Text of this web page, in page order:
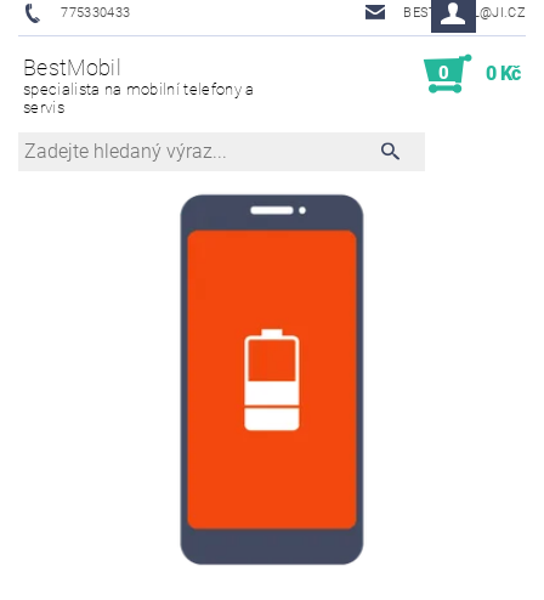
775330433 BESTMOBIL@JI.CZ
BestMobil
specialista na mobilní telefony a
servis
0 0 Kč